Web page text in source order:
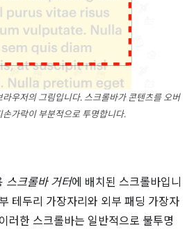
우저의 그림입니다. 스크롤바가 콘텐츠를 오버
손가락이 부분적으로 투명합니다.
스크롤바 거터에 배치된 스크롤바입니
테두리 가장자리와 외부 패딩 가장자
러한 스크롤바는 일반적으로 불투명